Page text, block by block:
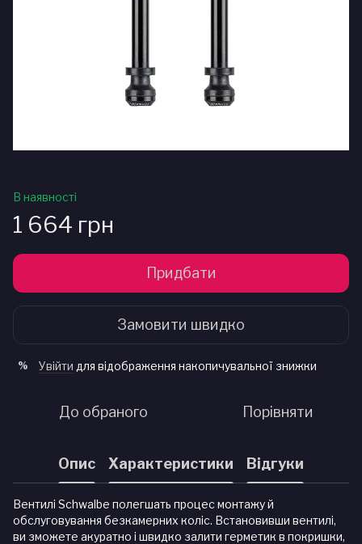
В наявності
1 664 грн
Придбати
Замовити швидко
% Увійти для відображення накопичувальної знижки
До обраного Порівняти
Опис Характеристики Відгуки
Вентилі Schwalbe полегшать процес монтажу й
обслуговування безкамерних коліс. Встановивши вентилі,
ви зможете акуратно і швидко залити герметик в покришки,